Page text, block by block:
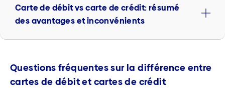
Carte de débit vs carte de crédit: résumé
des avantages et inconvénients
Questions fréquentes sur la différence entre
cartes de débit et cartes de crédit